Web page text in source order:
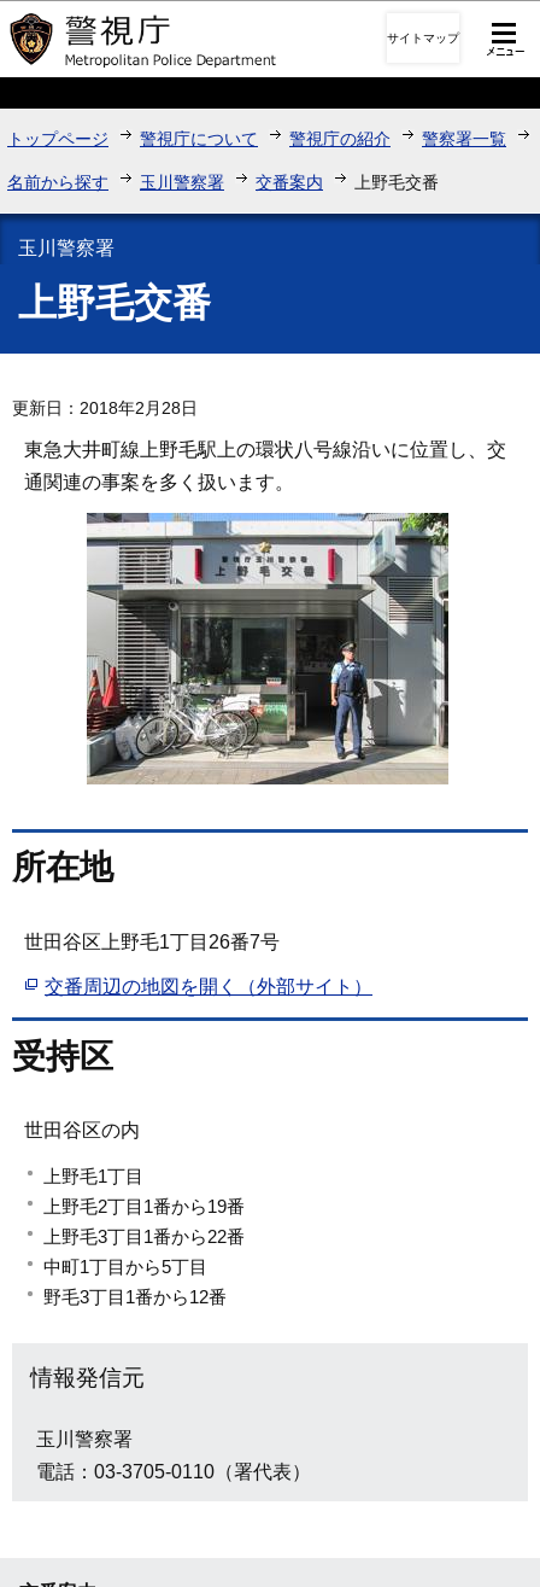
このページの本文へ移動
サイトマップ
トップページ 警視庁について 警視庁の紹介 警察署一覧
名前から探す 玉川警察署 交番案内 上野毛交番
玉川警察署
上野毛交番
更新日：2018年2月28日
東急大井町線上野毛駅上の環状八号線沿いに位置し、交
通関連の事案を多く扱います。
所在地
世田谷区上野毛1丁目26番7号
交番周辺の地図を開く（外部サイト）
受持区
世田谷区の内
上野毛1丁目
上野毛2丁目1番から19番
上野毛3丁目1番から22番
中町1丁目から5丁目
野毛3丁目1番から12番
情報発信元
玉川警察署
電話：03-3705-0110（署代表）